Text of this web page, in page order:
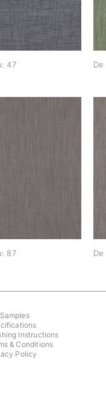
47
87
Instructions
& Conditions
Policy